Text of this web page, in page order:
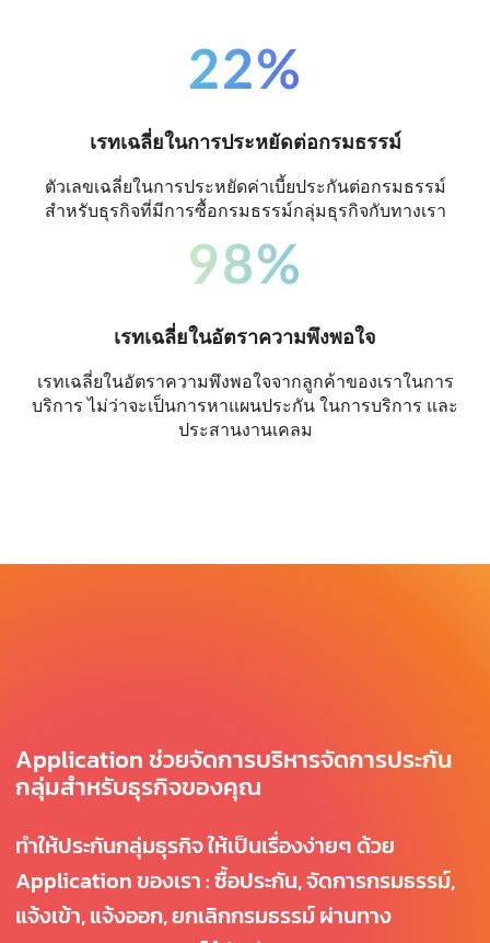
22%
เรทเฉลี่ยในการประหยัดต่อกรมธรรม์
ตัวเลขเฉลี่ยในการประหยัดค่าเบี้ยประกันต่อกรมธรรม์
สำหรับธุรกิจที่มีการซื้อกรมธรรม์กลุ่มธุรกิจกับทางเรา
98%
เรทเฉลี่ยในอัตราความพึงพอใจ
เรทเฉลี่ยในอัตราความพึงพอใจจากลูกค้าของเราในการ
บริการ ไม่ว่าจะเป็นการหาแผนประกัน ในการบริการ และ
ประสานงานเคลม
Application ช่วยจัดการบริหารจัดการประกัน
กลุ่มสำหรับธุรกิจของคุณ
ทำให้ประกันกลุ่มธุรกิจ ให้เป็นเรื่องง่ายๆ ด้วย
Application ของเรา : ซื้อประกัน, จัดการกรมธรรม์,
แจ้งเข้า, แจ้งออก, ยกเลิกกรมธรรม์ ผ่านทาง